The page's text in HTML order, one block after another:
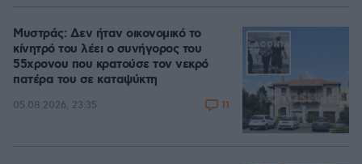
Μυστράς: Δεν ήταν οικονομικό το
κίνητρό του λέει ο συνήγορος του
55χρονου που κρατούσε τον νεκρό
πατέρα του σε καταψύκτη
05.08.2026, 23:35 11